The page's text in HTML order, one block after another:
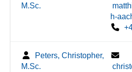
M.Sc.
h-
Peters, Christopher,
M.Sc.